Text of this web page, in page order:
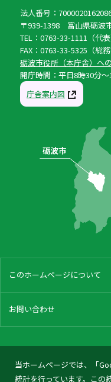
当ホームページでは、「
統計を行っています。この
法人番号：
〒939-1398 富山県砺波
TEL：0763-33-1111（代表
FAX：0763-33-5325（総務
砺波市役所（本庁舎）へ
開庁時間：平日8時30分〜
庁舎案内図
このホームページについて
お問い合わせ